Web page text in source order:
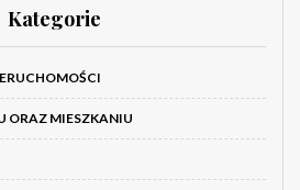
Kategorie
ORAZ MIESZKANIU